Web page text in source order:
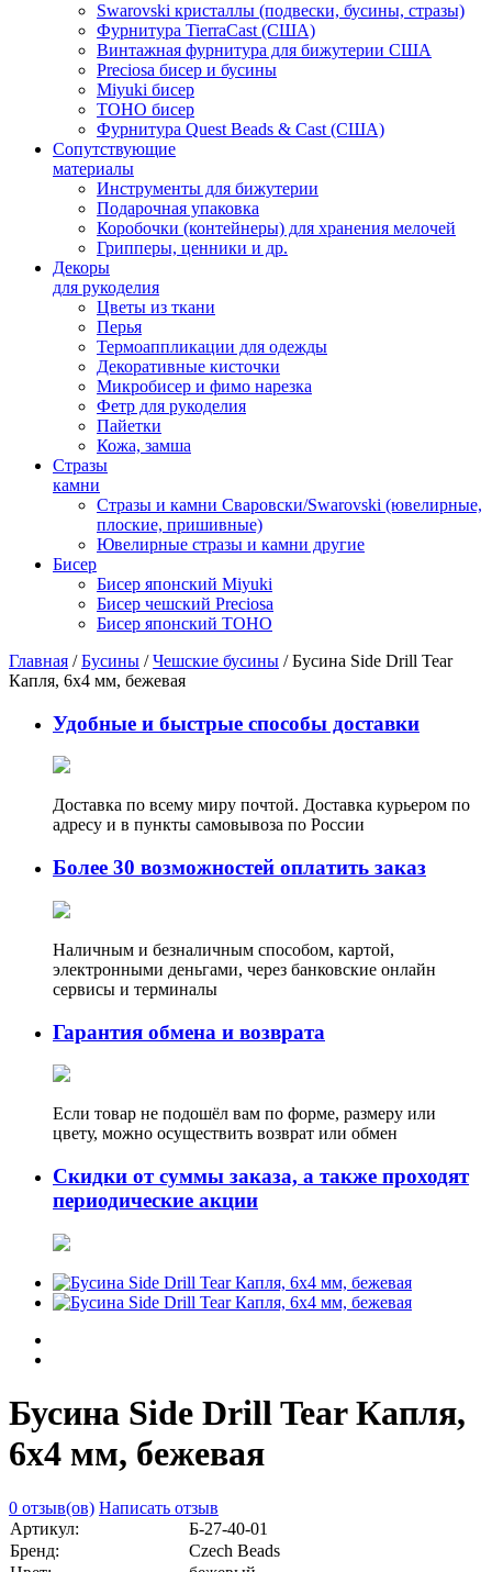
Swarovski кристаллы (подвески, бусины, стразы)
Фурнитура TierraCast (США)
Винтажная фурнитура для бижутерии США
Preciosa бисер и бусины
Miyuki бисер
TOHO бисер
Фурнитура Quest Beads & Cast (США)
Сопутствующие
материалы
Инструменты для бижутерии
Подарочная упаковка
Коробочки (контейнеры) для хранения мелочей
Грипперы, ценники и др.
Декоры
для рукоделия
Цветы из ткани
Перья
Термоаппликации для одежды
Декоративные кисточки
Микробисер и фимо нарезка
Фетр для рукоделия
Пайетки
Кожа, замша
Стразы
камни
Стразы и камни Сваровски/Swarovski (ювелирные,
плоские, пришивные)
Ювелирные стразы и камни другие
Бисер
Бисер японский Miyuki
Бисер чешский Preciosa
Бисер японский TOHO
Главная /Бусины /Чешские бусины / Бусина Side Drill Tear
Капля, 6х4 мм, бежевая
Удобные и быстрые способы доставки
Доставка по всему миру почтой. Доставка курьером по
адресу и в пункты самовывоза по России
Более 30 возможностей оплатить заказ
Наличным и безналичным способом, картой,
электронными деньгами, через банковские онлайн
сервисы и терминалы
Гарантия обмена и возврата
Если товар не подошёл вам по форме, размеру или
цвету, можно осуществить возврат или обмен
Скидки от суммы заказа, а также проходят
периодические акции
Бусина Side Drill Tear Капля,
6х4 мм, бежевая
0 отзыв(ов) Написать отзыв
Артикул:
Б-27-40-01
Бренд:
Czech Beads